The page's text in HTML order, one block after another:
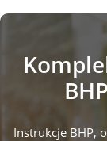
Instrukcje BHP,